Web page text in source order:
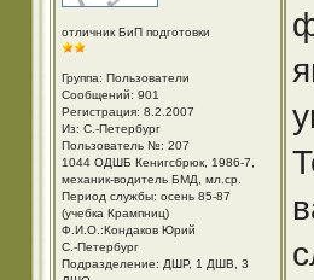
отличник БиП подготовки
Группа: Пользователи
Сообщений: 901
Регистрация: 8.2.2007
Из: С.-Петербург
Пользователь №: 207
1044 ОДШБ Кенигсбрюк, 1986-7,
механик-водитель БМД, мл.ср.
Период службы: осень 85-87
(учебка Крампниц)
Ф.И.О.:Кондаков Юрий
С.-Петербург
Подразделение: ДШР, 1 ДШВ, 3